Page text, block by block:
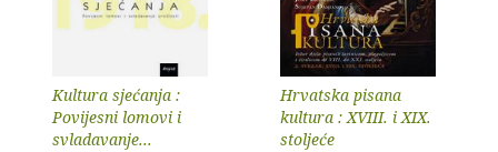
Kultura sjećanja :
Povijesni lomovi i
svladavanje...
Hrvatska pisana
kultura : XVIII. i XIX.
stoljeće